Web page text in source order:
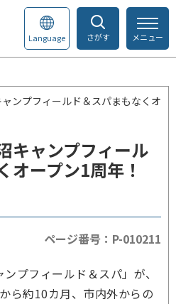
さがす
Language メニュー
ンプフィールド＆スパまもなくオ
キャンプフィール
オープン1周年！
ページ番号：P-010211
プフィールド＆スパ」が、
ら約10カ月、市内外からの